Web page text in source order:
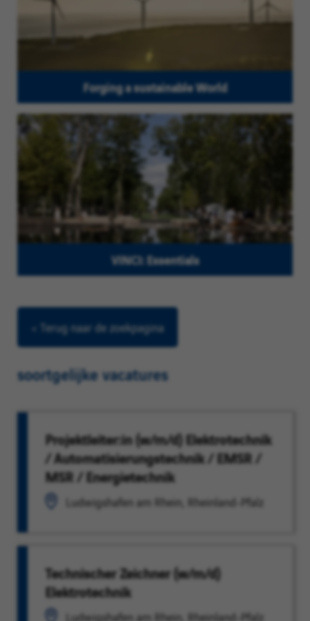
Forging a sustainable World
VINCI: Essentials
< Terug naar de zoekpagina
soortgelijke vacatures
Projektleiter:in (w/m/d) Elektrotechnik
/ Automatisierungstechnik / EMSR /
MSR / Energietechnik
Ludwigshafen am Rhein, Rheinland-Pfalz
Technischer Zeichner (w/m/d)
Elektrotechnik
Ludwigshafen am Rhein, Rheinland-Pfalz